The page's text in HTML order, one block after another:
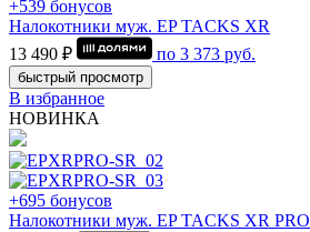
+539 бонусов
Налокотники муж. EP TACKS XR
13 490 ₽
по 3 373 руб.
быстрый просмотр
В избранное
НОВИНКА
+695 бонусов
Налокотники муж. EP TACKS XR PRO